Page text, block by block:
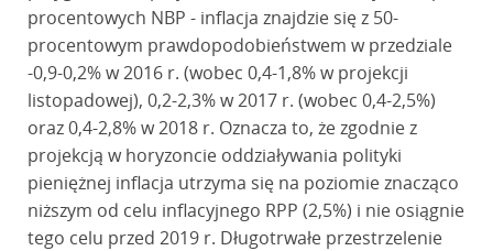
procentowych NBP - inflacja znajdzie się z 50-
procentowym prawdopodobieństwem w przedziale
-0,9-0,2% w 2016 r. (wobec 0,4-1,8% w projekcji
listopadowej), 0,2-2,3% w 2017 r. (wobec 0,4-2,5%)
oraz 0,4-2,8% w 2018 r. Oznacza to, że zgodnie z
projekcją w horyzoncie oddziaływania polityki
pieniężnej inflacja utrzyma się na poziomie znacząco
niższym od celu inflacyjnego RPP (2,5%) i nie osiągnie
tego celu przed 2019 r. Długotrwałe przestrzelenie